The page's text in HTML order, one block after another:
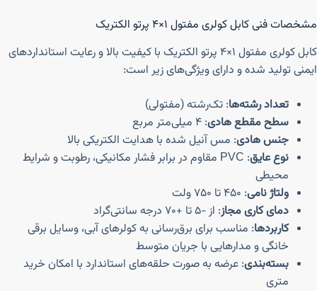
مشخصات فنی کابل کولری مفتول ۱×۴ پرتو الکتریک
کابل کولری مفتول ۱×۴ پرتو الکتریک با کیفیت بالا و رعایت استانداردهای
ایمنی تولید شده و دارای ویژگی‌های زیر است:
تعداد رشته‌ها: تک‌رشته (مفتولی)
سطح مقطع هادی: ۴ میلی‌متر مربع
جنس هادی: مس آنیل شده با هدایت الکتریکی بالا
نوع عایق
: PVC مقاوم در برابر فشار مکانیکی، رطوبت و شرایط
محیطی
ولتاژ نامی: ۴۵۰ تا ۷۵۰ ولت
دمای کاری مجاز: از -۵ تا +۷۰ درجه سانتی‌گراد
کاربردها: مناسب برای برق‌رسانی به کولرهای آبی، وسایل برقی
خانگی و مدارهایی با جریان متوسط
بسته‌بندی: عرضه به صورت حلقه‌های استاندارد با امکان خرید
متری